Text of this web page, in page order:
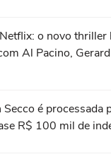
o novo
Al Pacino,
Secco é processada
R$ 100 mil de